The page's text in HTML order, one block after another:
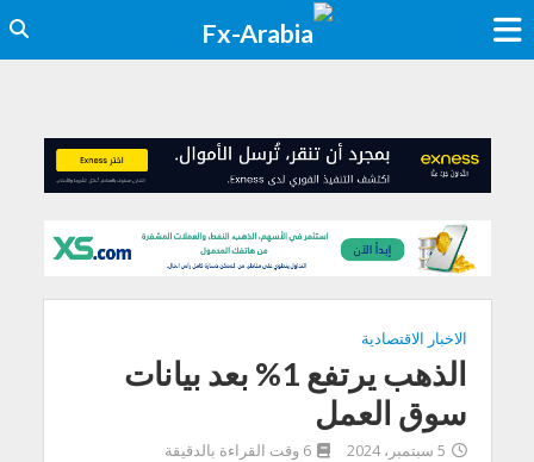
الاخبار الاقتصادية
الذهب يرتفع 1% بعد بيانات
سوق العمل
5 سبتمبر، 2024 6 وقت القراءة بالدقيقة